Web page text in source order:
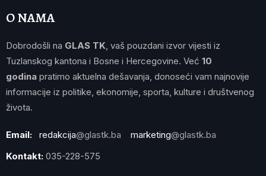
O NAMA
Dobrodošli na GLAS TK , vaš pouzdani izvor vijesti iz
Tuzlanskog kantona i Bosne i Hercegovine. Već 10
godina pratimo aktuelna dešavanja, donoseći vam najnovije
informacije iz politike, ekonomije, sporta, kulture i društvenog
života.
Email: redakcija@glastk.ba marketing@glastk.ba
Kontakt: 035-228-575